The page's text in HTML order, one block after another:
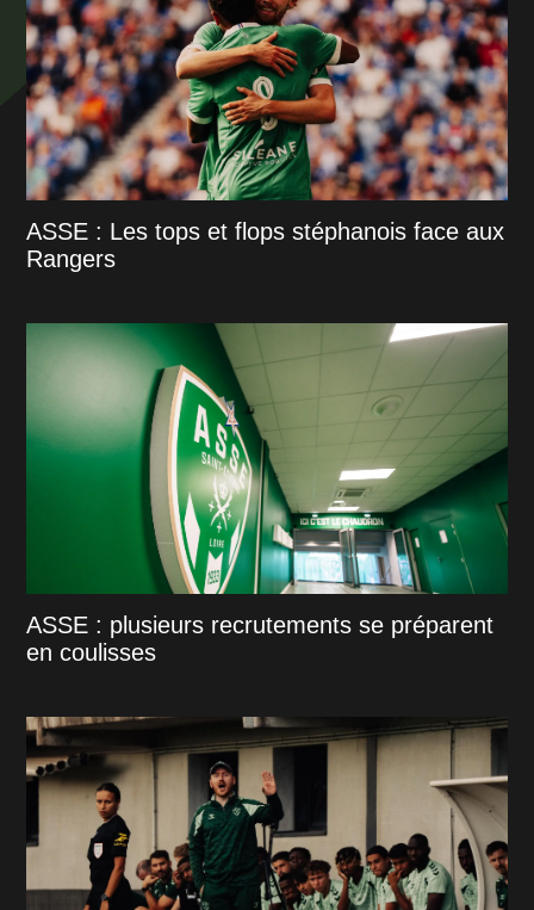
ASSE : Les tops et flops stéphanois face aux
Rangers
ASSE : plusieurs recrutements se préparent
en coulisses